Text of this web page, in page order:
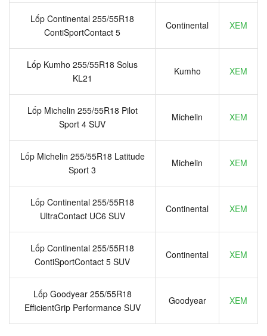
Lốp Continental 255/55R18
ContiSportContact 5
Continental XEM
Lốp Kumho 255/55R18 Solus
KL21
Kumho XEM
Lốp Michelin 255/55R18 Pilot
Sport 4 SUV
Michelin XEM
Lốp Michelin 255/55R18 Latitude
Sport 3
Michelin XEM
Lốp Continental 255/55R18
UltraContact UC6 SUV
Continental XEM
Lốp Continental 255/55R18
ContiSportContact 5 SUV
Continental XEM
Lốp Goodyear 255/55R18
EfficientGrip Performance SUV
Goodyear XEM